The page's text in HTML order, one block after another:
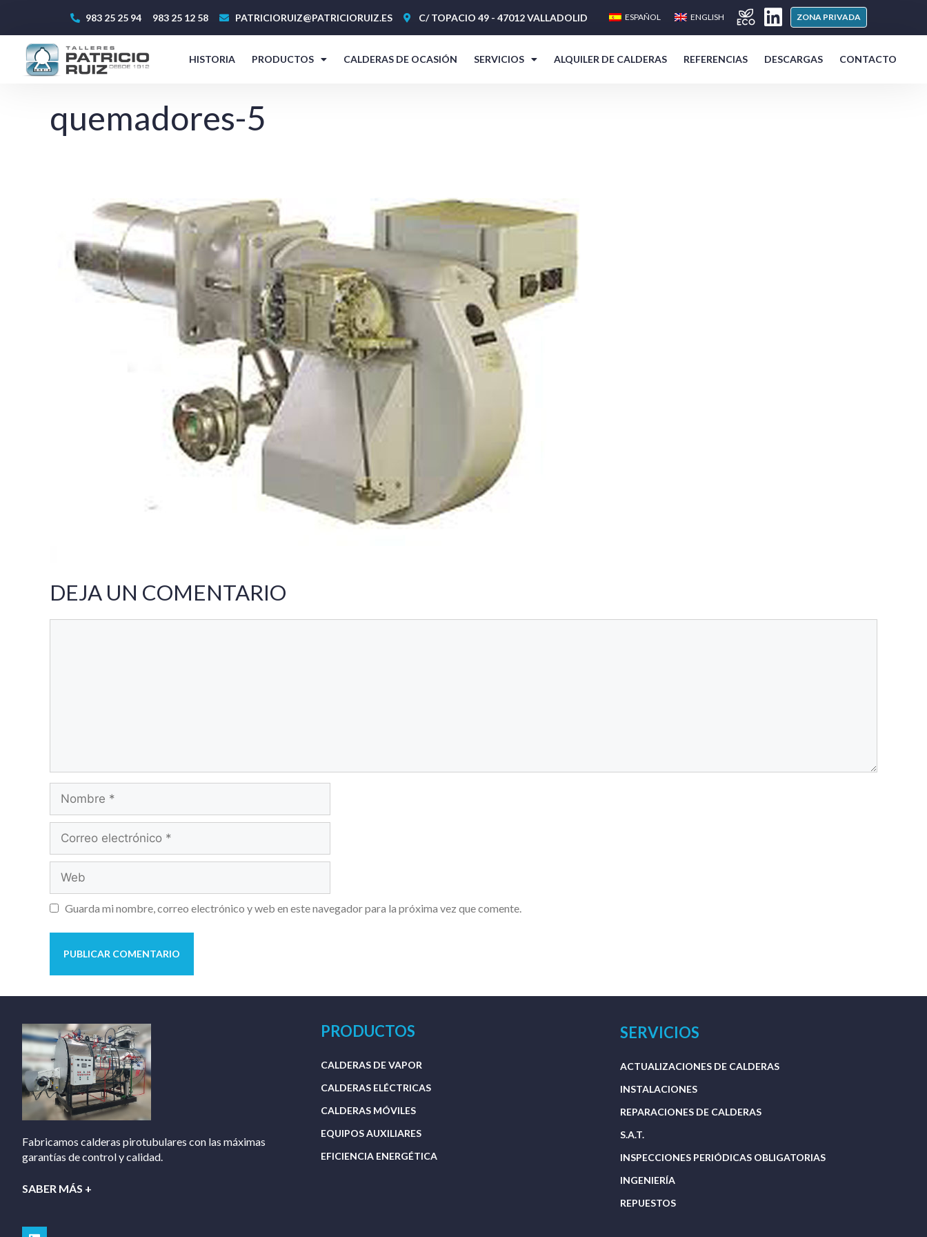
983 25 25 94 983 25 12 58 PATRICIORUIZ@PATRICIORUIZ.ES C/ TOPACIO 49 - 47012 VALLADOLID ESPAÑOL ENGLISH ZONA PRIVADA
HISTORIA PRODUCTOS CALDERAS DE OCASIÓN SERVICIOS ALQUILER DE CALDERAS REFERENCIAS DESCARGAS CONTACTO
quemadores-5
DEJA UN COMENTARIO
Guarda mi nombre, correo electrónico y web en este navegador para la próxima vez que comente.
Fabricamos calderas pirotubulares con las máximas
garantías de control y calidad.
SABER MÁS +
PRODUCTOS
CALDERAS DE VAPOR
CALDERAS ELÉCTRICAS
CALDERAS MÓVILES
EQUIPOS AUXILIARES
EFICIENCIA ENERGÉTICA
SERVICIOS
ACTUALIZACIONES DE CALDERAS
INSTALACIONES
REPARACIONES DE CALDERAS
S.A.T.
INSPECCIONES PERIÓDICAS OBLIGATORIAS
INGENIERÍA
REPUESTOS